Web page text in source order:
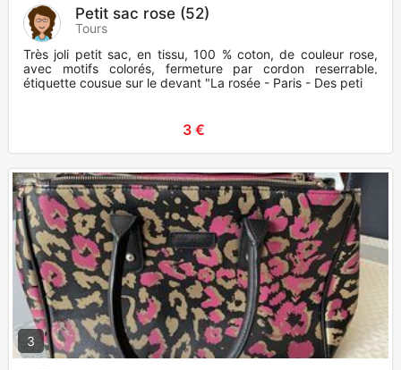
Petit sac rose (52)
Tours
Très joli petit sac, en tissu, 100 % coton, de couleur rose,
avec motifs colorés, fermeture par cordon reserrable,
étiquette cousue sur le devant "La rosée - Paris - Des peti
3 €
3